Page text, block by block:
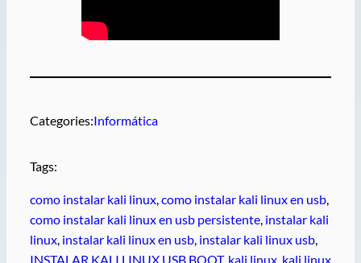
Categories:Informática
Tags:
como instalar kali linux, como instalar kali linux en usb,
como instalar kali linux en usb persistente, instalar kali
linux, instalar kali linux en usb, instalar kali linux usb,
INSTALAR KALI LINUX USB BOOT, kali linux, kali linux